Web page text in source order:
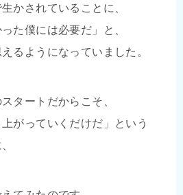
かされていることに、
た僕には必要だ」と、
るようになっていました。
タートだからこそ、
がっていくだけだ」という